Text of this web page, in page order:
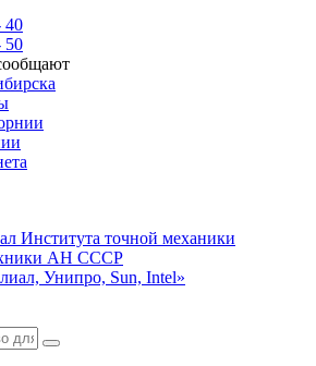
40
50
Института точной механики
АН СССР
Унипро, Sun, Intel»